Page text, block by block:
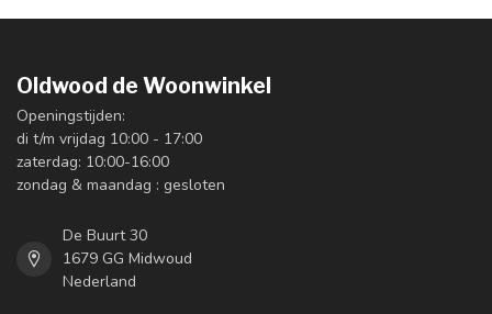
Oldwood de Woonwinkel
Openingstijden:
di t/m vrijdag 10:00 - 17:00
zaterdag: 10:00-16:00
zondag & maandag : gesloten
De Buurt 30
1679 GG Midwoud
Nederland